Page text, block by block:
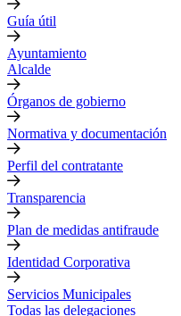
Guía útil
Ayuntamiento
Alcalde
Órganos de gobierno
Normativa y documentación
Perfil del contratante
Transparencia
Plan de medidas antifraude
Identidad Corporativa
Servicios Municipales
Todas las delegaciones